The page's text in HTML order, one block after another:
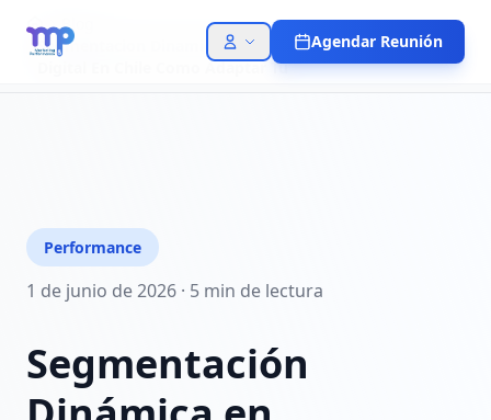
Blog
Segmentacion Dinamica En Campanas De Marketing
Digital En Chile Como Adaptar Tu
Agendar Reunión
Performance
1 de junio de 2026 · 5 min de lectura
Segmentación